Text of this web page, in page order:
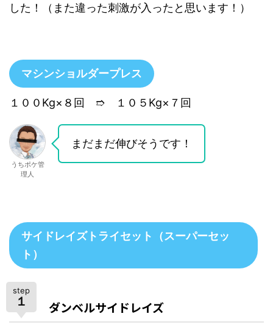
した！（また違った刺激が入ったと思います！）
マシンショルダープレス
１００Kg×８回 ➱ １０５Kg×７回
うちポケ管
理人
まだまだ伸びそうです！
サイドレイズトライセット（スーパーセッ
ト）
step
１ ダンベルサイドレイズ